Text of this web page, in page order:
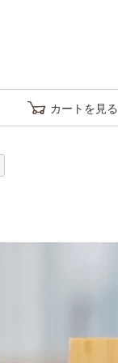
カートを見る